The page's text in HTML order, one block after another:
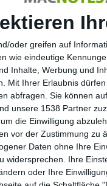
oder greifen auf
wie eindeutige
Inhalte, Werbung und
Mit Ihrer Erlaubnis
abfragen. Sie können
unsere 1538 Partner
die Einwilligung
vor der Zustimmung zu
Daten ohne Ihre
widersprechen. Ihre
oder Ihre
das Interface
Funktionen eine
Match aus und nicht
Rating-
abgezogen.
Launch-Trailer